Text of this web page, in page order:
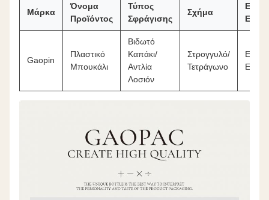
Μάρκα
Όνομα
Προϊόντος
Τύπος
Σφράγισης
Σχήμα
Gaopin
Πλαστικό
Μπουκάλι
Βιδωτό
Καπάκι/
Αντλία
Λοσιόν
Στρογγυλό/
Τετράγωνο